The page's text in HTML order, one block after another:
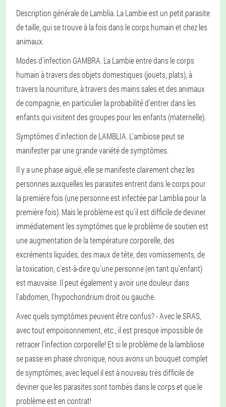
Description générale de Lamblia. La Lambie est un petit parasite
de taille, qui se trouve à la fois dans le corps humain et chez les
animaux.
Modes d'infection GAMBRA. La Lambie entre dans le corps
humain à travers des objets domestiques (jouets, plats), à
travers la nourriture, à travers des mains sales et des animaux
de compagnie, en particulier la probabilité d'entrer dans les
enfants qui visitent des groupes pour les enfants (maternelle).
Symptômes d'infection de LAMBLIA. L'ambiose peut se
manifester par une grande variété de symptômes.
Il y a une phase aiguë, elle se manifeste clairement chez les
personnes auxquelles les parasites entrent dans le corps pour
la première fois (une personne est infectée par Lamblia pour la
première fois). Mais le problème est qu'il est difficile de deviner
immédiatement les symptômes que le problème de soutien est
une augmentation de la température corporelle, des
excréments liquides, des maux de tête, des vomissements, de
la toxication, c'est-à-dire qu'une personne (en tant qu'enfant)
est mauvaise. Il peut également y avoir une douleur dans
l'abdomen, l'hypochondrium droit ou gauche.
Avec quels symptômes peuvent être confus? - Avec le SRAS,
avec tout empoisonnement, etc., il est presque impossible de
retracer l'infection corporelle! Et si le problème de la lambliose
se passe en phase chronique, nous avons un bouquet complet
de symptômes, avec lequel il est à nouveau très difficile de
deviner que les parasites sont tombés dans le corps et que le
problème est en contrat!